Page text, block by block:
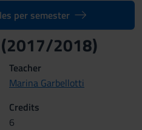
per semester
2018)
Teacher
Marina Garbellotti
Credits
6